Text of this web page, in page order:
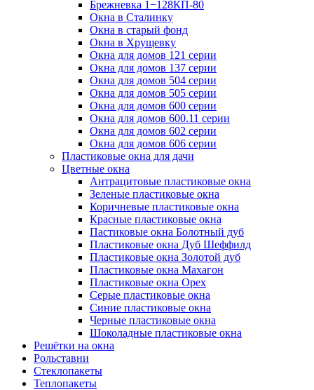
Брежневка 1−128КП-80
Окна в Сталинку
Окна в старый фонд
Окна в Хрущевку
Окна для домов 121 серии
Окна для домов 137 серии
Окна для домов 504 серии
Окна для домов 505 серии
Окна для домов 600 серии
Окна для домов 600.11 серии
Окна для домов 602 серии
Окна для домов 606 серии
Пластиковые окна для дачи
Цветные окна
Антрацитовые пластиковые окна
Зеленые пластиковые окна
Коричневые пластиковые окна
Красные пластиковые окна
Пастиковые окна Болотный дуб
Пластиковые окна Дуб Шеффилд
Пластиковые окна Золотой дуб
Пластиковые окна Махагон
Пластиковые окна Орех
Серые пластиковые окна
Синие пластиковые окна
Черные пластиковые окна
Шоколадные пластиковые окна
Решётки на окна
Рольставни
Стеклопакеты
Теплопакеты